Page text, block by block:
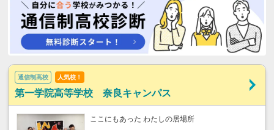
通信制高校 人気校！
第一学院高等学校 奈良キャンパス
ここにもあった わたしの居場所